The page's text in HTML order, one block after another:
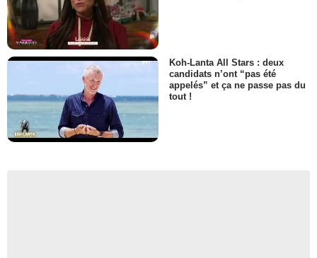
Koh-Lanta All Stars : deux
candidats n’ont “pas été
appelés” et ça ne passe pas du
tout !